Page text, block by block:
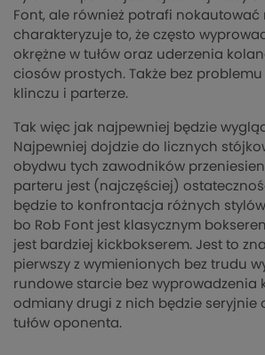
Font, ale również potrafi nokautować
charakteryzuje to, że często
okrężne w tułów oraz uderzenia
ciosów prostych. Także bez
klinczu i parterze.
Tak więc jak najpewniej będzie
Najpewniej dojdzie do licznych
obydwu tych zawodników
parteru jest (najczęściej)
będzie to konfrontacja różnych
bo Rob Font jest klasycznym
jest bardziej kickbokserem. Jest to
pierwszy z wymienionych bez trudu
rundowe starcie bez wyprowadzenia
odmiany drugi z nich będzie seryjnie
tułów oponenta.